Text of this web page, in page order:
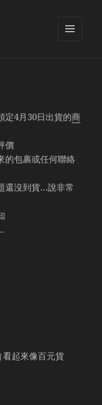
定4月30日出貨的商
價
的包裹或任何聯絡
還沒到貨…說非常
起來像百元貨